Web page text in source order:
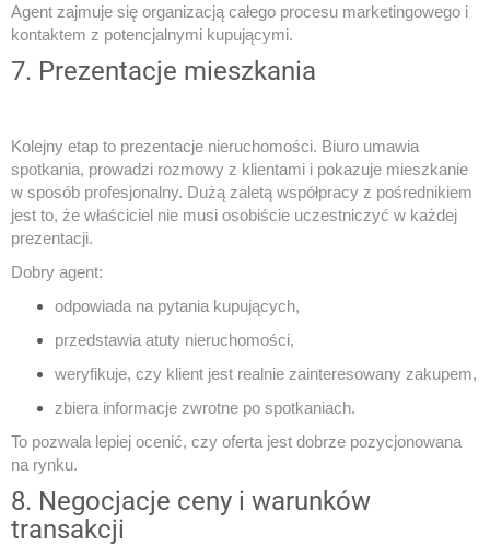
Agent zajmuje się organizacją całego procesu marketingowego i
kontaktem z potencjalnymi kupującymi.
7. Prezentacje mieszkania
Kolejny etap to prezentacje nieruchomości. Biuro umawia
spotkania, prowadzi rozmowy z klientami i pokazuje mieszkanie
w sposób profesjonalny. Dużą zaletą współpracy z pośrednikiem
jest to, że właściciel nie musi osobiście uczestniczyć w każdej
prezentacji.
Dobry agent:
odpowiada na pytania kupujących,
przedstawia atuty nieruchomości,
weryfikuje, czy klient jest realnie zainteresowany zakupem,
zbiera informacje zwrotne po spotkaniach.
To pozwala lepiej ocenić, czy oferta jest dobrze pozycjonowana
na rynku.
8. Negocjacje ceny i warunków
transakcji